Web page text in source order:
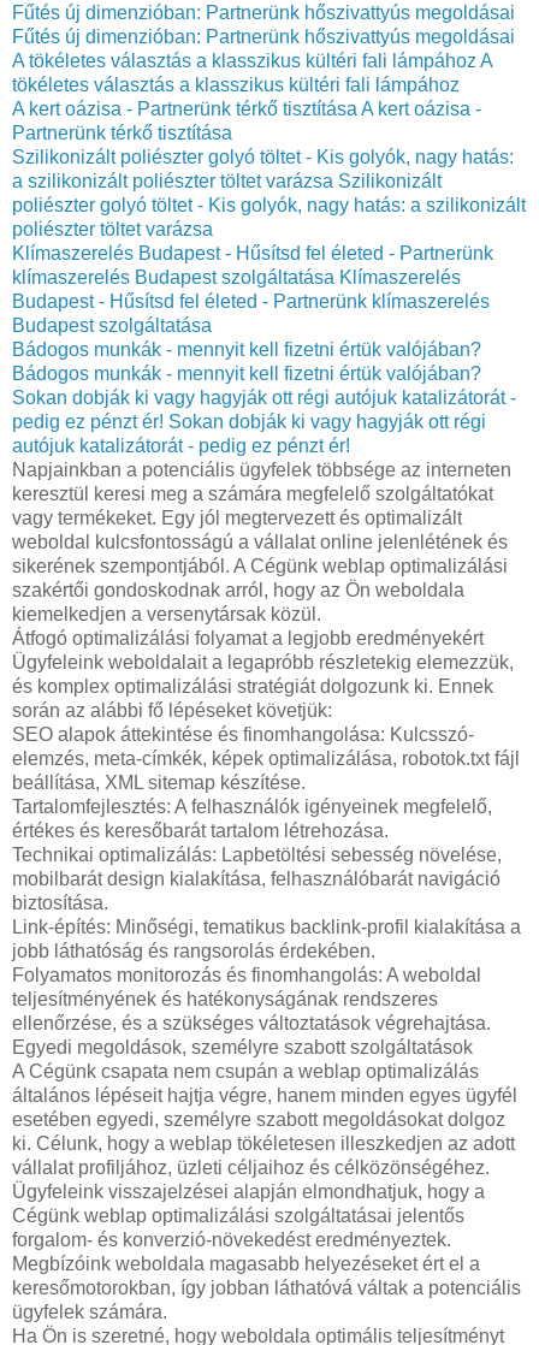
Fűtés új dimenzióban: Partnerünk hőszivattyús megoldásai
Fűtés új dimenzióban: Partnerünk hőszivattyús megoldásai
A tökéletes választás a klasszikus kültéri fali lámpához A
tökéletes választás a klasszikus kültéri fali lámpához
A kert oázisa - Partnerünk térkő tisztítása A kert oázisa -
Partnerünk térkő tisztítása
Szilikonizált poliészter golyó töltet - Kis golyók, nagy hatás:
a szilikonizált poliészter töltet varázsa Szilikonizált
poliészter golyó töltet - Kis golyók, nagy hatás: a szilikonizált
poliészter töltet varázsa
Klímaszerelés Budapest - Hűsítsd fel életed - Partnerünk
klímaszerelés Budapest szolgáltatása Klímaszerelés
Budapest - Hűsítsd fel életed - Partnerünk klímaszerelés
Budapest szolgáltatása
Bádogos munkák - mennyit kell fizetni értük valójában?
Bádogos munkák - mennyit kell fizetni értük valójában?
Sokan dobják ki vagy hagyják ott régi autójuk katalizátorát -
pedig ez pénzt ér! Sokan dobják ki vagy hagyják ott régi
autójuk katalizátorát - pedig ez pénzt ér!
Napjainkban a potenciális ügyfelek többsége az interneten
keresztül keresi meg a számára megfelelő szolgáltatókat
vagy termékeket. Egy jól megtervezett és optimalizált
weboldal kulcsfontosságú a vállalat online jelenlétének és
sikerének szempontjából. A Cégünk weblap optimalizálási
szakértői gondoskodnak arról, hogy az Ön weboldala
kiemelkedjen a versenytársak közül.
Átfogó optimalizálási folyamat a legjobb eredményekért
Ügyfeleink weboldalait a legapróbb részletekig elemezzük,
és komplex optimalizálási stratégiát dolgozunk ki. Ennek
során az alábbi fő lépéseket követjük:
SEO alapok áttekintése és finomhangolása: Kulcsszó-
elemzés, meta-címkék, képek optimalizálása, robotok.txt fájl
beállítása, XML sitemap készítése.
Tartalomfejlesztés: A felhasználók igényeinek megfelelő,
értékes és keresőbarát tartalom létrehozása.
Technikai optimalizálás: Lapbetöltési sebesség növelése,
mobilbarát design kialakítása, felhasználóbarát navigáció
biztosítása.
Link-építés: Minőségi, tematikus backlink-profil kialakítása a
jobb láthatóság és rangsorolás érdekében.
Folyamatos monitorozás és finomhangolás: A weboldal
teljesítményének és hatékonyságának rendszeres
ellenőrzése, és a szükséges változtatások végrehajtása.
Egyedi megoldások, személyre szabott szolgáltatások
A Cégünk csapata nem csupán a weblap optimalizálás
általános lépéseit hajtja végre, hanem minden egyes ügyfél
esetében egyedi, személyre szabott megoldásokat dolgoz
ki. Célunk, hogy a weblap tökéletesen illeszkedjen az adott
vállalat profiljához, üzleti céljaihoz és célközönségéhez.
Ügyfeleink visszajelzései alapján elmondhatjuk, hogy a
Cégünk weblap optimalizálási szolgáltatásai jelentős
forgalom- és konverzió-növekedést eredményeztek.
Megbízóink weboldala magasabb helyezéseket ért el a
keresőmotorokban, így jobban láthatóvá váltak a potenciális
ügyfelek számára.
Ha Ön is szeretné, hogy weboldala optimális teljesítményt